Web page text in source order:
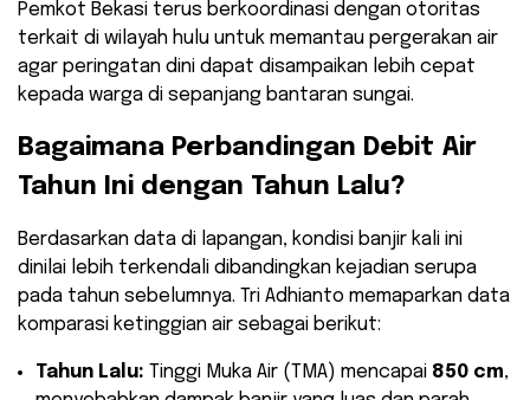
​Pemkot Bekasi terus berkoordinasi dengan otoritas
terkait di wilayah hulu untuk memantau pergerakan air
agar peringatan dini dapat disampaikan lebih cepat
kepada warga di sepanjang bantaran sungai.
​Bagaimana Perbandingan Debit Air
Tahun Ini dengan Tahun Lalu?
​Berdasarkan data di lapangan, kondisi banjir kali ini
dinilai lebih terkendali dibandingkan kejadian serupa
pada tahun sebelumnya. Tri Adhianto memaparkan data
komparasi ketinggian air sebagai berikut:
Tahun Lalu: Tinggi Muka Air (TMA) mencapai 850 cm,